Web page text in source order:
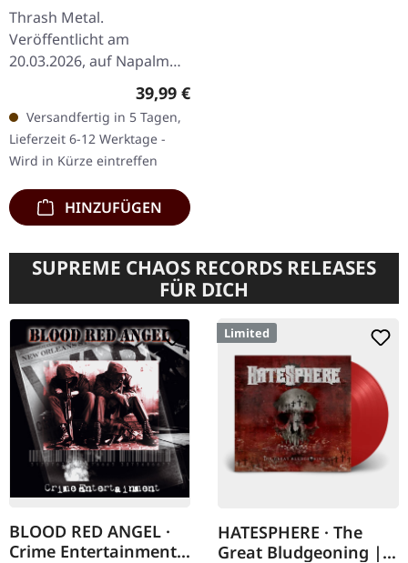
Thrash Metal.
Veröffentlicht am
20.03.2026, auf Napalm
Records. Picture Doppel-
Vinyl im Gatefold-Cover
mit 12" Booklet und
Zertifikat. Limitiert auf…
Regulärer Preis:
39,99 €
Versandfertig in 5 Tagen,
Lieferzeit 6-12 Werktage -
Wird in Kürze eintreffen
HINZUFÜGEN
SUPREME CHAOS RECORDS RELEASES
FÜR DICH
BLOOD RED ANGEL ·
Crime Entertainment |
Limited
HATESPHERE · The
Great Bludgeoning |